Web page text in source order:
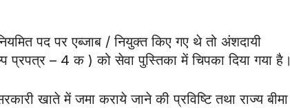
पद पर एब्जाब / नियुक्त किए गए थे तो अंशदायी
प्रपत्र – 4 क ) को सेवा पुस्तिका में चिपका दिया गया है।
खाते में जमा कराये जाने की प्रविष्टि तथा राज्य बीमा